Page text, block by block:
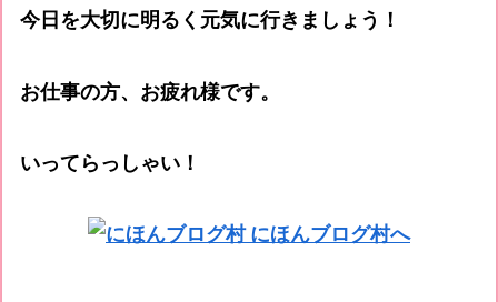
今日を大切に明るく元気に行きましょう！
お仕事の方、お疲れ様です。
いってらっしゃい！